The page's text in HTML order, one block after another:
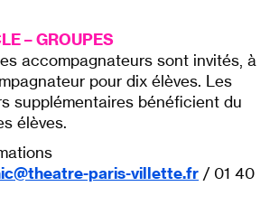
– GROUPES
accompagnateurs sont invités, à
pour dix élèves. Les
supplémentaires bénéficient du
élèves.
paris-villette.fr / 01 40